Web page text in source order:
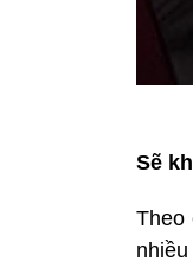
Sẽ
Theo